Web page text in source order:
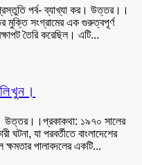
পর্ব- ব্যাখ্যা কর। উত্তর।।
মুক্তি সংগ্রামের এক গুরুত্বপূর্ণ
তৈরি করেছিল। এটি...
উত্তর।।প্রকাকথা: ১৯৭০ সালের
ঘটনা, যা পরবর্তীতে বাংলাদেশের
পালাবদলের একটি...